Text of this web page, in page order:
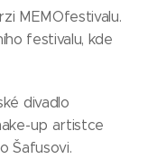
MEMOfestivalu.
festivalu, kde
divadlo
up artistce
Šafusovi.